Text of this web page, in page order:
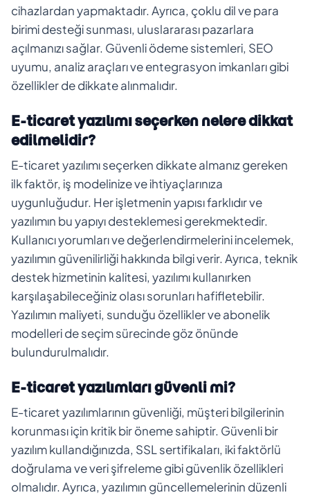
cihazlardan yapmaktadır. Ayrıca, çoklu dil ve para
birimi desteği sunması, uluslararası pazarlara
açılmanızı sağlar. Güvenli ödeme sistemleri, SEO
uyumu, analiz araçları ve entegrasyon imkanları gibi
özellikler de dikkate alınmalıdır.
E-ticaret yazılımı seçerken nelere dikkat
edilmelidir?
E-ticaret yazılımı seçerken dikkate almanız gereken
ilk faktör, iş modelinize ve ihtiyaçlarınıza
uygunluğudur. Her işletmenin yapısı farklıdır ve
yazılımın bu yapıyı desteklemesi gerekmektedir.
Kullanıcı yorumları ve değerlendirmelerini incelemek,
yazılımın güvenilirliği hakkında bilgi verir. Ayrıca, teknik
destek hizmetinin kalitesi, yazılımı kullanırken
karşılaşabileceğiniz olası sorunları hafifletebilir.
Yazılımın maliyeti, sunduğu özellikler ve abonelik
modelleri de seçim sürecinde göz önünde
bulundurulmalıdır.
E-ticaret yazılımları güvenli mi?
E-ticaret yazılımlarının güvenliği, müşteri bilgilerinin
korunması için kritik bir öneme sahiptir. Güvenli bir
yazılım kullandığınızda, SSL sertifikaları, iki faktörlü
doğrulama ve veri şifreleme gibi güvenlik özellikleri
olmalıdır. Ayrıca, yazılımın güncellemelerinin düzenli